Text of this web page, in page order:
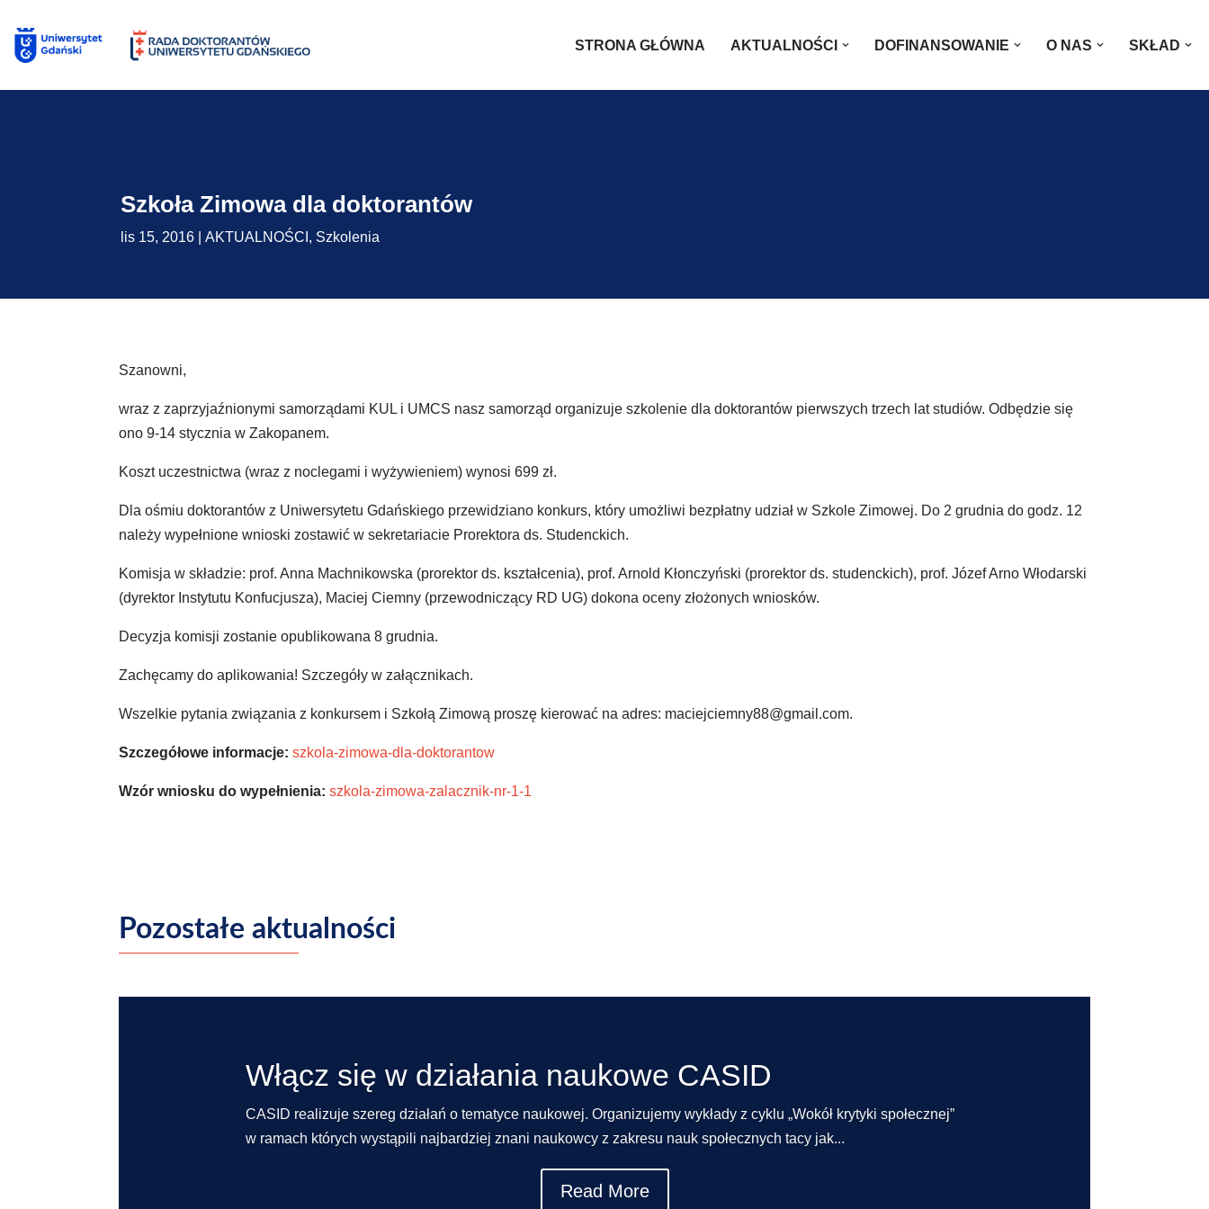
Skip
STRONA GŁÓWNA AKTUALNOŚCI DOFINANSOWANIE O NAS SKŁAD
Szkoła Zimowa dla doktorantów
lis 15, 2016 |AKTUALNOŚCI , Szkolenia
Szanowni,
wraz z zaprzyjaźnionymi samorządami KUL i UMCS nasz samorząd organizuje szkolenie dla doktorantów pierwszych trzech lat studiów. Odbędzie się
ono 9-14 stycznia w Zakopanem.
Koszt uczestnictwa (wraz z noclegami i wyżywieniem) wynosi 699 zł.
Dla ośmiu doktorantów z Uniwersytetu Gdańskiego przewidziano konkurs, który umożliwi bezpłatny udział w Szkole Zimowej. Do 2 grudnia do godz. 12
należy wypełnione wnioski zostawić w sekretariacie Prorektora ds. Studenckich.
Komisja w składzie: prof. Anna Machnikowska (prorektor ds. kształcenia), prof. Arnold Kłonczyński (prorektor ds. studenckich), prof. Józef Arno Włodarski
(dyrektor Instytutu Konfucjusza), Maciej Ciemny (przewodniczący RD UG) dokona oceny złożonych wniosków.
Decyzja komisji zostanie opublikowana 8 grudnia.
Zachęcamy do aplikowania! Szczegóły w załącznikach.
Wszelkie pytania związania z konkursem i Szkołą Zimową proszę kierować na adres: maciejciemny88@gmail.com.
Szczegółowe informacje: szkola-zimowa-dla-doktorantow
Wzór wniosku do wypełnienia: szkola-zimowa-zalacznik-nr-1-1
Pozostałe aktualności
Włącz się w działania naukowe CASID
CASID realizuje szereg działań o tematyce naukowej. Organizujemy wykłady z cyklu „Wokół krytyki społecznej”
w ramach których wystąpili najbardziej znani naukowcy z zakresu nauk społecznych tacy jak...
Read More